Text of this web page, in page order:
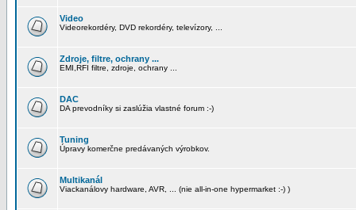
Video
Videorekordéry, DVD rekordéry, televízory, ...
Zdroje, filtre, ochrany ...
EMI,RFI filtre, zdroje, ochrany ...
DAC
DA prevodníky si zaslúžia vlastné forum :-)
Tuning
Úpravy komerčne predávaných výrobkov.
Multikanál
Viackanálovy hardware, AVR, ... (nie all-in-one hypermarket :-) )